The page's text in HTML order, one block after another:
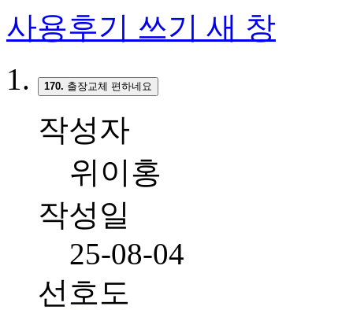
사용후기 쓰기 새 창
170. 출장교체 편하네요
작성자
위이홍
작성일
25-08-04
선호도